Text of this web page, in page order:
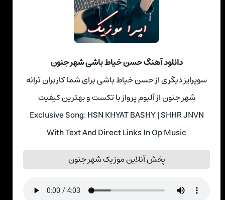
دانلود آهنگ حسن خیاط باشی شهر جنون
سوپرایز دیگری از حسن خیاط باشی برای شما کاربران ترانه
شهر جنون از آلبوم پرواز با تکست و بهترین کیفیت
Exclusive Song: HSN KHYAT BASHY | SHHR JNVN
With Text And Direct Links In Op Music
پخش آنلاین موزیک شهر جنون